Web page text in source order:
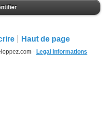
Haut de page
- Legal informations